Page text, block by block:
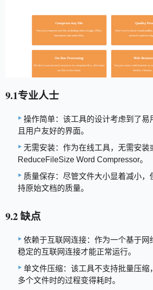
9.1专业人士
操作简单：该工具的设计考虑到了易
且用户友好的界面。
无需安装：作为在线工具，无需安装
ReduceFileSize Word Compressor。
质量保存：尽管文件大小显着减小，
持原始文档的质量。
9.2 缺点
依赖于互联网连接：作为一个基于网
稳定的互联网连接才能正常运行。
单文件压缩：该工具不支持批量压缩
多个文件时的过程变得耗时。